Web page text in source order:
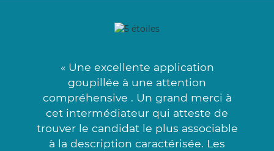
« Une excellente application
goupillée à une attention
compréhensive . Un grand merci à
cet intermédiateur qui atteste de
trouver le candidat le plus associable
à la description caractérisée. Les